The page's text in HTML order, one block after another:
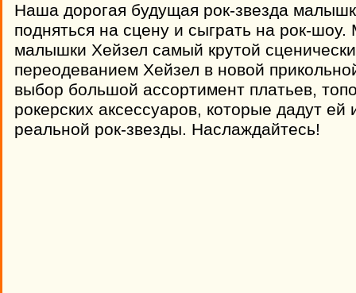
Наша дорогая будущая рок-звезда
подняться на сцену и сыграть на рок-
малышки Хейзел самый крутой
переодеванием Хейзел в новой
выбор большой ассортимент платьев,
рокерских аксессуаров, которые дадут
реальной рок-звезды. Наслаждайтесь!